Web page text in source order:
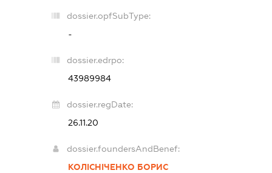
dossier.opfSubType:
-
dossier.edrpo:
43989984
dossier.regDate:
26.11.20
dossier.foundersAndBenef:
КОЛІСНІЧЕНКО БОРИС